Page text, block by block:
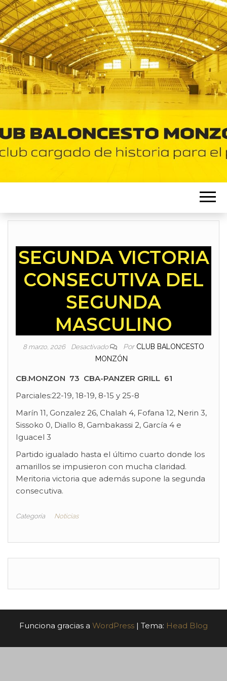
SEGUNDA VICTORIA
CONSECUTIVA DEL
SEGUNDA
MASCULINO
8 marzo, 2026 Desactivado Por CLUB BALONCESTO
MONZÓN
CB.MONZON 73 CBA-PANZER GRILL 61
Parciales:22-19, 18-19, 8-15 y 25-8
Marín 11, Gonzalez 26, Chalah 4, Fofana 12, Nerin 3,
Sissoko 0, Diallo 8, Gambakassi 2, García 4 e
Iguacel 3
Partido igualado hasta el último cuarto donde los
amarillos se impusieron con mucha claridad.
Meritoria victoria que además supone la segunda
consecutiva.
Categoría Noticias
Funciona gracias a WordPress | Tema: Head Blog